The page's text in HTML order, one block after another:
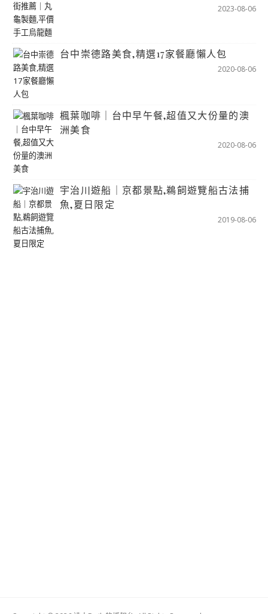
2023-08-06
台中崇德路美食,精選17家餐廳懶人包
2020-08-06
楓葉咖啡｜台中早午餐,超值又大份量的澳
洲美食
2020-08-06
宇治川遊船｜京都景點,鵜飼遊覽船古法捕
魚,夏日限定
2019-08-06